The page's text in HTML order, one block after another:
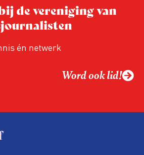
de vereniging van
én netwerk
Word ook lid!